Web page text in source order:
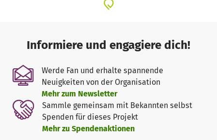
Seminar- und Workshopprogramm. Die qualifizierte
Konzeptentwicklung von Jugendzentren und übernimmt in
einzelnen Fällen die Trägerschaft.
Verbandsmitarbeiter*innen arbeiten in verschiedenen
jugendpolitischen Gremien mit und vertreten die
Jugendtreffs z.B. in Jugendhilfeausschüssen.
Über Projekte zu unterschiedlichen Themen wird über den
Verband sichergestellt, dass aktuelle Fachdiskurse der
Jugendarbeit sich auch in der Ehrenamtsstruktur
wiederfinden:
Informiere und engagiere dich!
Werde Fan und erhalte spannende
Neuigkeiten von der Organisation
Mehr zum Newsletter
Sammle gemeinsam mit Bekannten selbst
Spenden für dieses Projekt
Mehr zu Spendenaktionen